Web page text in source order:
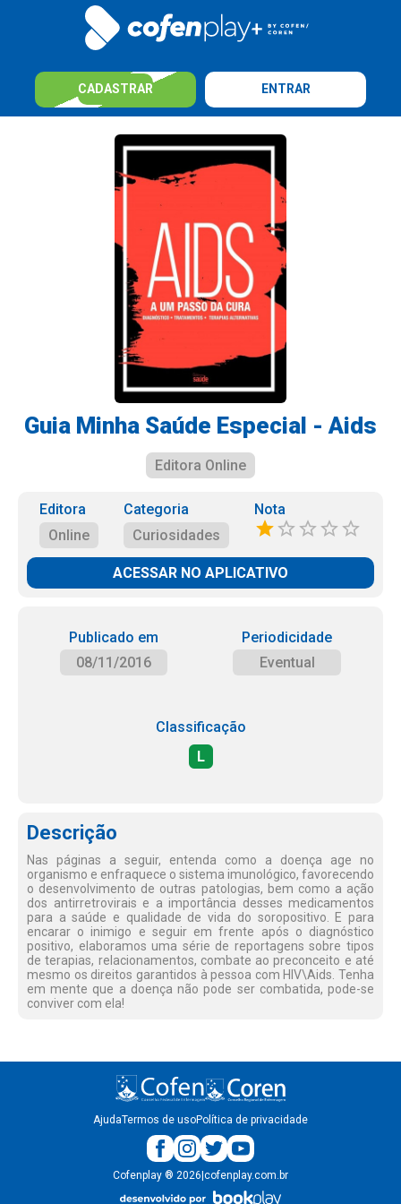
CADASTRAR ENTRAR
Guia Minha Saúde Especial - Aids
Editora Online
Editora
Online
Categoria
Curiosidades
Nota
ACESSAR NO APLICATIVO
Publicado em
08/11/2016
Periodicidade
Eventual
Classificação
L
Descrição
Nas páginas a seguir, entenda como a doença age no
organismo e enfraquece o sistema imunológico, favorecendo
o desenvolvimento de outras patologias, bem como a ação
dos antirretrovirais e a importância desses medicamentos
para a saúde e qualidade de vida do soropositivo. E para
encarar o inimigo e seguir em frente após o diagnóstico
positivo, elaboramos uma série de reportagens sobre tipos
de terapias, relacionamentos, combate ao preconceito e até
mesmo os direitos garantidos à pessoa com HIV\Aids. Tenha
em mente que a doença não pode ser combatida, pode-se
conviver com ela!
AjudaTermos de usoPolítica de privacidade
Cofenplay ® 2026 cofenplay.com.br